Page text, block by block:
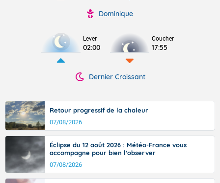
Dominique
Lever
02:00
Coucher
17:55
Dernier Croissant
Retour progressif de la chaleur
07/08/2026
Éclipse du 12 août 2026 : Météo-France vous
accompagne pour bien l'observer
07/08/2026